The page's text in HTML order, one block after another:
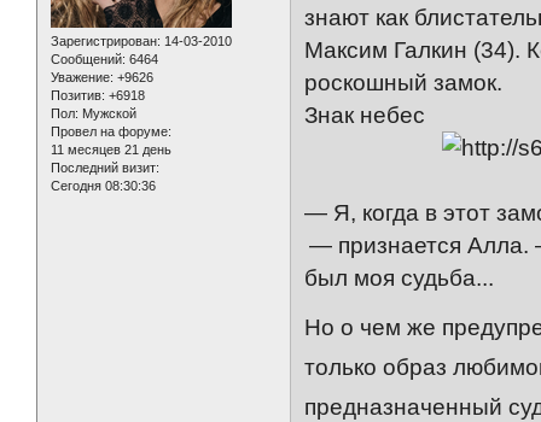
Зарегистрирован: 14-03-2010
Сообщений: 6464
Уважение: +9626
Позитив: +6918
Пол: Мужской
Провел на форуме:
11 месяцев 21 день
Последний визит:
Сегодня 08:30:36
знают как
Максим Галкин (34).
роскошный замок.
Знак небес
— Я, когда в этот
— признается Алла.
был моя судьба...
Но о чем же
только образ
предназначенный